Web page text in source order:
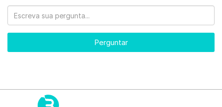
Perguntar